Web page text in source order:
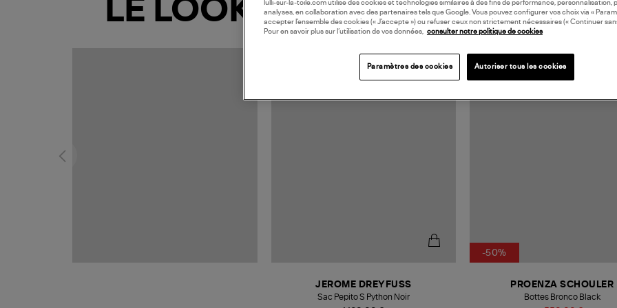
LE LOOK
JEROME DREYFUSS
Sac Pepito S Python Noir
MADE IN EUROPE
-50%
PROENZA SCHOULER
Bottes Bronco Black
lulli-sur-la-toile.com utilise des cookies et technologies similaires à des fins de performance, personnalisation,
analyses, en collaboration avec des partenaires tels que Google. Vous pouvez configurer vos choix via «
accepter l’ensemble des cookies (« J’accepte ») ou refuser ceux non strictement nécessaires (« Continuer
Pour en savoir plus sur l’utilisation de vos données, consulter notre politique de cookies
Paramètres des cookies Autoriser tous les cookies